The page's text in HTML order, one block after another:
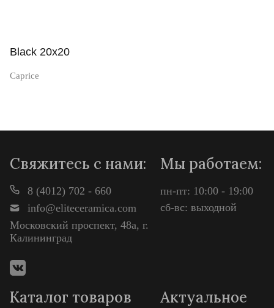
Просмотр
Black 20x20
Caprice
Свяжитесь с нами:
8 (4012) 702 - 660
info@eliteceramica.com
Московский проспект, 48а, г.
Калининград
Мы работаем:
пн-пт: 10:00 - 19:00
сб-вс: выходной
Каталог товаров Актуальное